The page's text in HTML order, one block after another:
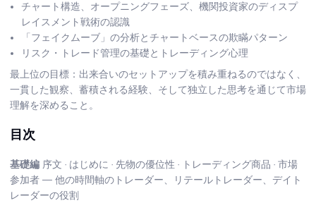
チャート構造、オープニングフェーズ、機関投資家のディスプ
レイスメント戦術の認識
「フェイクムーブ」の分析とチャートベースの欺瞞パターン
リスク・トレード管理の基礎とトレーディング心理
最上位の目標：出来合いのセットアップを積み重ねるのではなく、
一貫した観察、蓄積される経験、そして独立した思考を通じて市場
理解を深めること。
目次
基礎編 序文 · はじめに · 先物の優位性 · トレーディング商品 · 市場
参加者 — 他の時間軸のトレーダー、リテールトレーダー、デイト
レーダーの役割